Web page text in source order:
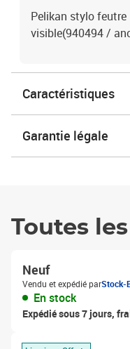
Pelikan stylo feutre
visible(940494 /
Caractéristiques
Garantie légale
Toutes
Neuf
Vendu et expédié parStock-
En stock
Expédié sous 7 jours,